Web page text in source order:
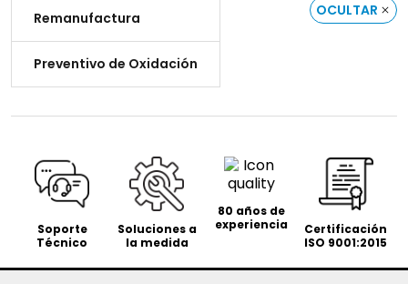
OCULTAR
Remanufactura
Preventivo de Oxidación
Soporte
Técnico
Soluciones a
la medida
80 años de
experiencia
Certificación
ISO 9001:2015